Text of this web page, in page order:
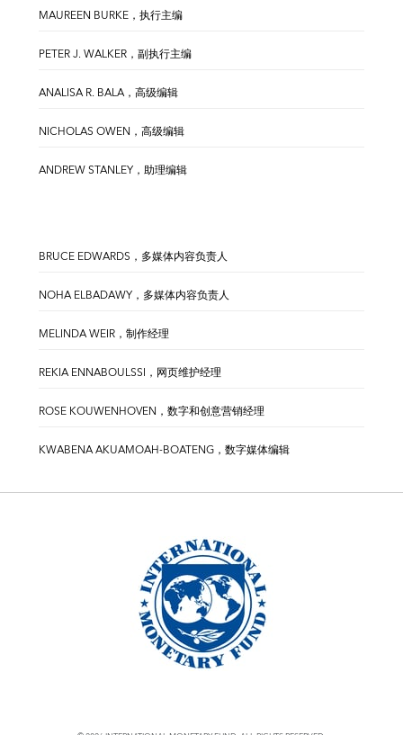
MAUREEN BURKE，执行主编
PETER J. WALKER，副执行主编
ANALISA R. BALA，高级编辑
NICHOLAS OWEN，高级编辑
ANDREW STANLEY，助理编辑
BRUCE EDWARDS，多媒体内容负责人
NOHA ELBADAWY，多媒体内容负责人
MELINDA WEIR，制作经理
REKIA ENNABOULSSI，网页维护经理
ROSE KOUWENHOVEN，数字和创意营销经理
KWABENA AKUAMOAH-BOATENG，数字媒体编辑